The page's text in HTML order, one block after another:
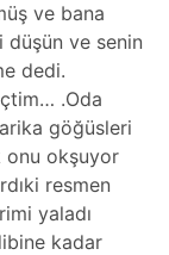
ve bana
düşün ve senin
dedi.
.Oda
göğüsleri
onu okşuyor
resmen
yaladı
kadar